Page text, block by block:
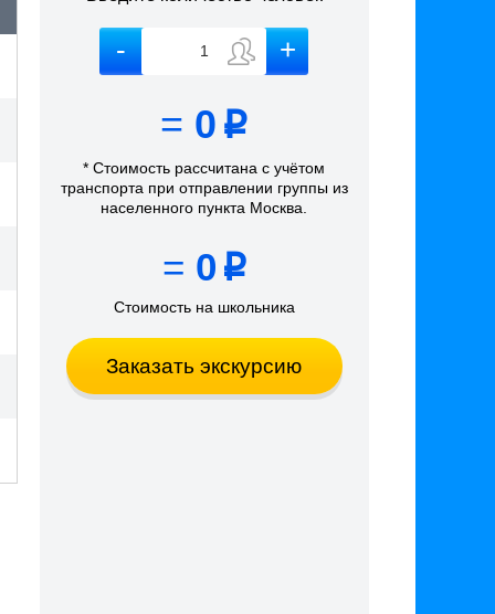
= 0 p
* Стоимость рассчитанас учётом
транспорта при отправлении группы из
населенного пункта Москва
= 0 p
Стоимость на школьника
Заказать экскурсию